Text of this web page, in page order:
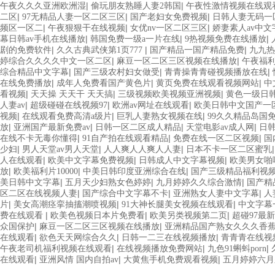
午夜久久久亚洲欧洲湿| 偷玩朋友熟睡人妻2韩国 | 午夜性激情视频在线观
二区 | 97无精品人妻一区二区三区 | 国产老妇女免费视频| 日韩人妻无码一
频区一区二| 午夜狠狠干在线视频| 女优nv一区二区三区 | 娇妻素人av中文
幕日韩av手机在线播放| 韩国免费一级a一片在线| 9热视频免费在线播放|
剧的免费软件| 久久古典武侠第1页777 | 国产精品一国产精品免费| 九九
婷综合久久久久中文一区二区 | 麻豆一区二区三区视频在线播放| 午夜福
综合精品中文字幕| 国产三级农村妇女做受| 青青操青青碰视频播放在线|
在线免费播放| 成年人免费看国产黄色片| 黄页免费在线观看视频网站| 中
看视频| 天天操 天天干 天天搞| 三级视频欧美视频亚洲视频| 黄色一级日
人妻av| 超级碰碰在线视频97| 欧洲av网址在线观看| 欧美日韩中文国产一
视频| 在线观看免费高清a级片| 巨乳人妻熟女视频在线| 99久久精品岛国
放| 亚洲国产最新免费av| 日韩一区二区成人精品| 天堂电影av成人网 | 日
在线不卡无毒你懂得| 91自产拍在线观看精品| 免费在线一区二区视频|
少妇| 男人天堂av男人天堂| 人人爽人人爽人人妻| 日本不卡一区二区蜜乳
人在线观看| 欧美中文字幕免费视频| 日韩成人中文字幕视频| 欧美男女
放| 欧美福利片10000| 中美日韩印度亚洲综合在线| 国产三级精品福利视
美日韩中文字幕| 五月天少妇熟女色婷婷| 九月婷婷久久综合激情| 国产
区二区在线视频人妻| 国产综合中文字幕不卡| 亚洲熟女人妻中文字幕| 人
片| 美女高潮痉挛抽搐潮喷视频| 91大神长腿美女视频在线观看| 中文字幕
费在线观看 | 欧美色视频日本片免费看| 欧美另类视频第二页 | 超碰97最
众国保护| 麻豆一区二区三区视频在线播放| 亚洲精品国产熟女久久久香
在线观看| 欲色天天网综合久久 | 日韩一二三在线视频播放| 青青青在线
午夜老司机福利视频在线观看| 在线视频播放免费网站| 九色91蝌蚪porn|
在线观看| 亚洲风情 国内自拍av| 大黄焦手机免费观看视频| 五月婷婷六